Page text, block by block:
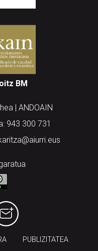
BM
| ANDOAIN
943 300 731
PUBLIZITATEA